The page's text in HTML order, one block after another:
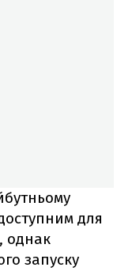
для
однак
запуску